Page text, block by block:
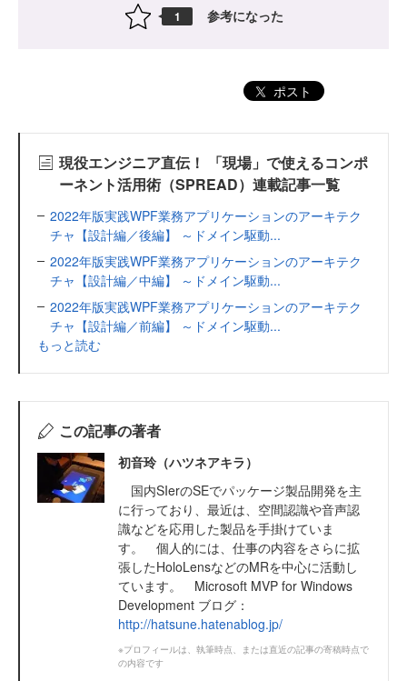
1 参考になった
ポスト
現役エンジニア直伝！ 「現場」で使えるコンポ
ーネント活用術（SPREAD）連載記事一覧
2022年版実践WPF業務アプリケーションのアーキテク
チャ【設計編／後編】 ～ドメイン駆動...
2022年版実践WPF業務アプリケーションのアーキテク
チャ【設計編／中編】 ～ドメイン駆動...
2022年版実践WPF業務アプリケーションのアーキテク
チャ【設計編／前編】 ～ドメイン駆動...
もっと読む
この記事の著者
初音玲（ハツネアキラ）
国内SIerのSEでパッケージ製品開発を主
に行っており、最近は、空間認識や音声認
識などを応用した製品を手掛けていま
す。 個人的には、仕事の内容をさらに拡
張したHoloLensなどのMRを中心に活動し
ています。 Microsoft MVP for Windows
Development ブログ：
http://hatsune.hatenablog.jp/
※プロフィールは、執筆時点、または直近の記事の寄稿時点で
の内容です